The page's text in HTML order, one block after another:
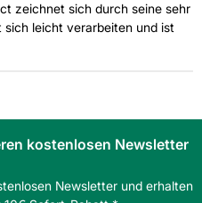
zeichnet sich durch seine sehr
sich leicht verarbeiten und ist
kostenlosen Newsletter
Newsletter und erhalten